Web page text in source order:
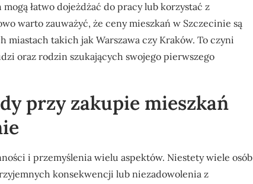
łatwo dojeżdżać do pracy lub korzystać z
warto zauważyć, że ceny mieszkań w Szczecinie są
takich jak Warszawa czy Kraków. To czyni
oraz rodzin szukających swojego pierwszego
przy zakupie mieszkań
i przemyślenia wielu aspektów. Niestety wiele osób
konsekwencji lub niezadowolenia z